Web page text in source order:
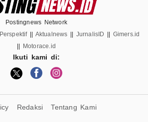
Postingnews Network
Perspektif|| Aktualnews JurnalisID
Gimers.id
Motorace.id
Ikuti kami di:
Redaksi Tentang Kami